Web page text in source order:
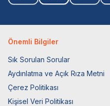
Önemli Bilgiler
Sık Sorulan Sorular
Aydınlatma ve Açık Rıza Metni
Çerez Politikası
Kişisel Veri Politikası